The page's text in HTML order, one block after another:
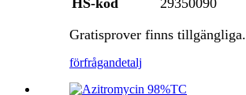
Gratisprover finns tillgängliga.
förfrågandetalj